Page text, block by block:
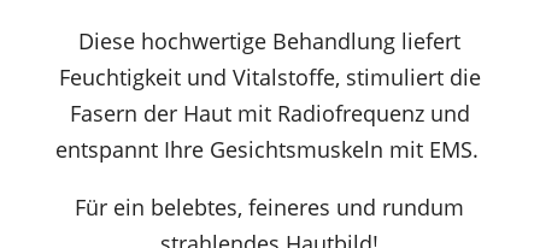
Diese hochwertige Behandlung liefert
Feuchtigkeit und Vitalstoffe, stimuliert die
Fasern der Haut mit Radiofrequenz und
entspannt Ihre Gesichtsmuskeln mit EMS.
Für ein belebtes, feineres und rundum